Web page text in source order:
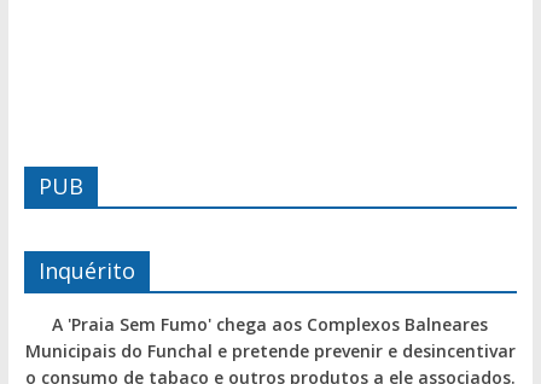
PUB
Inquérito
A 'Praia Sem Fumo' chega aos Complexos Balneares
Municipais do Funchal e pretende prevenir e desincentivar
o consumo de tabaco e outros produtos a ele associados.